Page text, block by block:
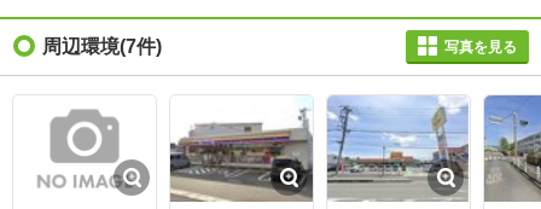
周辺環境(7件) 写真を見る